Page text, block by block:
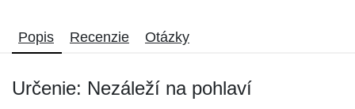
Popis Recenzie Otázky
Určenie: Nezáleží na pohlaví